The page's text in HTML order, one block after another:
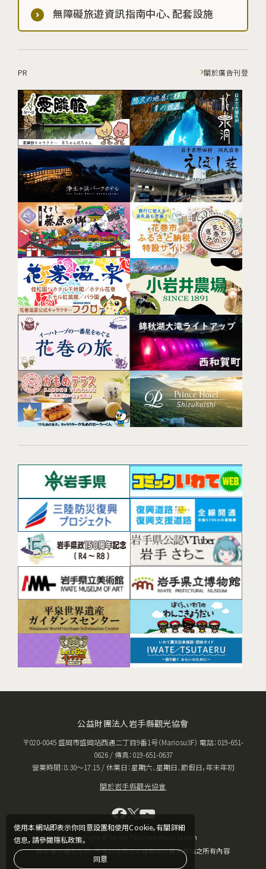
使用本網站即表示你同意設置和使用Cookie。有關詳細
信息，請參閱隱私政策。
同意
無障礙旅遊資訊指南中心、配套設施
PR 關於廣告刊登
公益財團法人岩手縣觀光協會
〒020-0045 盛岡市盛岡站西通二丁目9番1号（Mariosu3F） 電話：019-651-
0626 / 傳真：019-651-0637
營業時間：8:30〜17:15 / 休業日：星期六、星期日、節假日，年末年初
關於岩手縣觀光協會
Copyright © Iwate Tourism Association
除非著作權法允許，不得以任何方式複製或抄襲本網站之所有內容